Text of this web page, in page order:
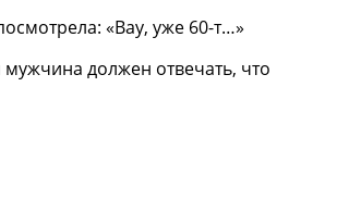
«Вау, уже 60-т…»
должен отвечать, что